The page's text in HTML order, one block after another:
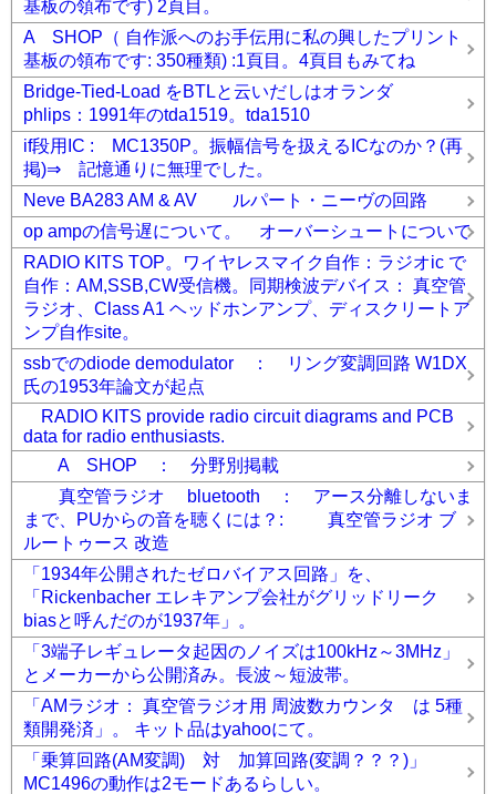
基板の領布です) 2頁目。
A SHOP（ 自作派へのお手伝用に私の興したプリント
基板の領布です: 350種類) :1頁目。4頁目もみてね
Bridge-Tied-Load をBTLと云いだしはオランダ
phlips：1991年のtda1519。tda1510
if段用IC : MC1350P。振幅信号を扱えるICなのか？(再
掲)⇒ 記憶通りに無理でした。
Neve BA283 AM & AV ルパート・ニーヴの回路
op ampの信号遅について。 オーバーシュートについて
RADIO KITS TOP。ワイヤレスマイク自作：ラジオic で
自作：AM,SSB,CW受信機。同期検波デバイス： 真空管
ラジオ、Class A1 ヘッドホンアンプ、ディスクリートア
ンプ自作site。
ssbでのdiode demodulator ： リング変調回路 W1DX
氏の1953年論文が起点
RADIO KITS provide radio circuit diagrams and PCB
data for radio enthusiasts.
A SHOP ： 分野別掲載
真空管ラジオ bluetooth ： アース分離しないま
まで、PUからの音を聴くには？: 真空管ラジオ ブ
ルートゥース 改造
「1934年公開されたゼロバイアス回路」を、
「Rickenbacher エレキアンプ会社がグリッドリーク
biasと呼んだのが1937年」。
「3端子レギュレータ起因のノイズは100kHz～3MHz」
とメーカーから公開済み。長波～短波帯。
「AMラジオ： 真空管ラジオ用 周波数カウンタ は 5種
類開発済」。 キット品はyahooにて。
「乗算回路(AM変調) 対 加算回路(変調？？？)」
MC1496の動作は2モードあるらしい。